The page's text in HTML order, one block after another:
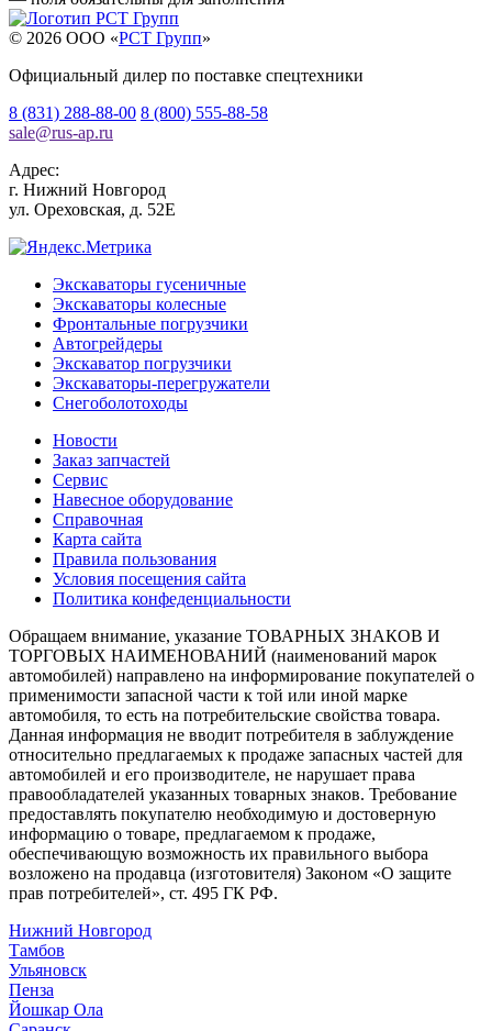
© 2026 OOO «РСТ Групп»
Официальный дилер по поставке спецтехники
8 (831) 288-88-00 8 (800) 555-88-58
sale@rus-ap.ru
Адрес:
г. Нижний Новгород
ул. Ореховская, д. 52Е
Экскаваторы гусеничные
Экскаваторы колесные
Фронтальные погрузчики
Автогрейдеры
Экскаватор погрузчики
Экскаваторы-перегружатели
Снегоболотоходы
Новости
Заказ запчастей
Сервис
Навесное оборудование
Справочная
Карта сайта
Правила пользования
Условия посещения сайта
Политика конфеденциальности
Обращаем внимание, указание ТОВАРНЫХ ЗНАКОВ И
ТОРГОВЫХ НАИМЕНОВАНИЙ (наименований марок
автомобилей) направлено на информирование покупателей о
применимости запасной части к той или иной марке
автомобиля, то есть на потребительские свойства товара.
Данная информация не вводит потребителя в заблуждение
относительно предлагаемых к продаже запасных частей для
автомобилей и его производителе, не нарушает права
правообладателей указанных товарных знаков. Требование
предоставлять покупателю необходимую и достоверную
информацию о товаре, предлагаемом к продаже,
обеспечивающую возможность их правильного выбора
возложено на продавца (изготовителя) Законом «О защите
прав потребителей», ст. 495 ГК РФ.
Нижний Новгород
Тамбов
Ульяновск
Пенза
Йошкар Ола